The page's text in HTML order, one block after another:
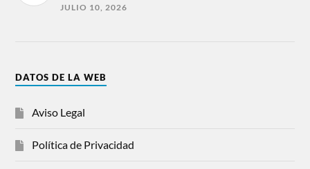
JULIO 10, 2026
DATOS DE LA WEB
Aviso Legal
Política de Privacidad